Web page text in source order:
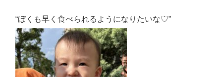
“ぼくも早く食べられるようになりたいな♡”